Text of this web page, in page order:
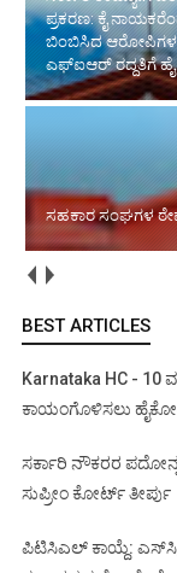
ಪ್ರಕರಣ: ಕೈ
ಬಿಂಬಿಸಿದ ಆರೋಪಿಗಳ
ಎಫ್‌ಐಆರ್ ರದ್ದತಿಗೆ ಹೈ
ಸಹಕಾರ ಸಂಘಗಳ
BEST ARTICLES
Karnataka HC - 10
ಕಾಯಂಗೊಳಿಸಲು
ಸರ್ಕಾರಿ ನೌಕರರ
ಸುಪ್ರೀಂ ಕೋರ್ಟ್ ತೀರ್ಪು
ಪಿಟಿಸಿಎಲ್ ಕಾಯ್ದೆ: ಎಸ್‌ಸಿ,